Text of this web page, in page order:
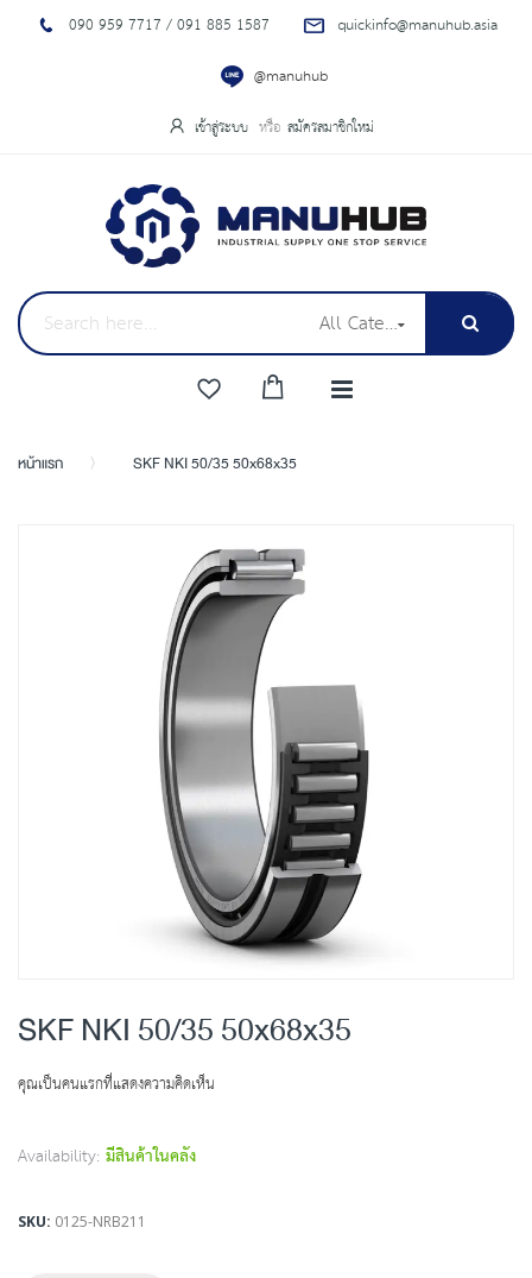
090 959 7717 / 091 885 1587
quickinfo@manuhub.asia
@manuhub
เข้าสู่ระบบ สมัครสมาชิกใหม่
All Categories
หน้าแรก SKF NKI 50/35 50x68x35
to
the
end
of
images
gallery
to
the
SKF NKI 50/35 50x68x35
คุณเป็นคนแรกที่แสดงความคิดเห็น
Availability: มีสินค้าในคลัง
SKU 0125-NRB211